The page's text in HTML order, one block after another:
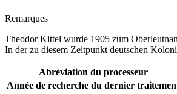
Remarques
Theodor Kittel wurde 1905 zum
In der zu diesem Zeitpunkt deutschen
Abréviation du processeur
Année de recherche du dernier